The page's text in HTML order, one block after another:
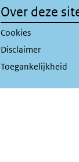
Over deze
Cookies
Disclaimer
Toegankelijkheid